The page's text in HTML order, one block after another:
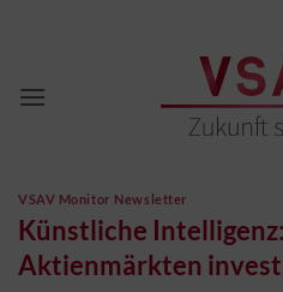
VSAV Monitor Newsletter
Künstliche
Aktienmärkten